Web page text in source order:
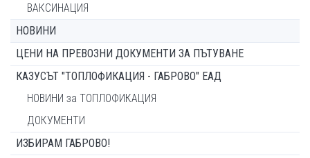
ВАКСИНАЦИЯ
НОВИНИ
ЦЕНИ НА ПРЕВОЗНИ ДОКУМЕНТИ ЗА ПЪТУВАНЕ
КАЗУСЪТ "ТОПЛОФИКАЦИЯ - ГАБРОВО" ЕАД
НОВИНИ за ТОПЛОФИКАЦИЯ
ДОКУМЕНТИ
ИЗБИРАМ ГАБРОВО!